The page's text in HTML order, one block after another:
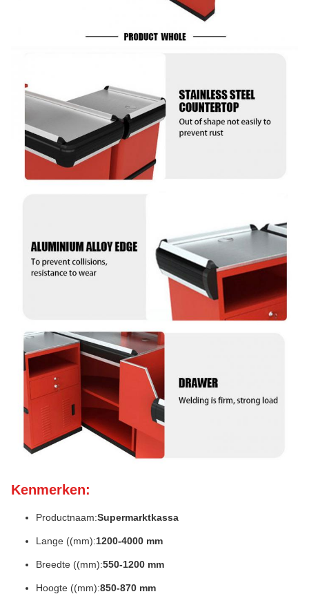
Kenmerken:
Productnaam:Supermarktkassa
Lange ((mm):1200-4000 mm
Breedte ((mm):550-1200 mm
Hoogte ((mm):850-870 mm